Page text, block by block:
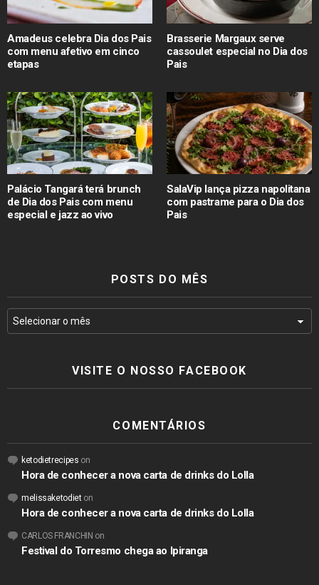
Amadeus celebra Dia dos Pais
com menu afetivo em cinco
etapas
Brasserie Margaux serve
cassoulet especial no Dia dos
Pais
Palácio Tangará terá brunch
de Dia dos Pais com menu
especial e jazz ao vivo
SalaVip lança pizza napolitana
com pastrame para o Dia dos
Pais
POSTS DO MÊS
VISITE O NOSSO FACEBOOK
COMENTÁRIOS
ketodietrecipes on
Hora de conhecer a nova carta de drinks do Lolla
melissaketodieton
Hora de conhecer a nova carta de drinks do Lolla
CARLOS FRANCHIN on
Festival do Torresmo chega ao Ipiranga